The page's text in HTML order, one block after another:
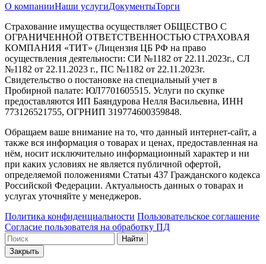
О компанииНаши услугиДокументыТорги
Страхование имущества осуществляет ОБЩЕСТВО С
ОГРАНИЧЕННОЙ ОТВЕТСТВЕННОСТЬЮ СТРАХОВАЯ
КОМПАНИЯ «ТИТ» (Лицензия ЦБ РФ на право
осуществления деятельности: СИ №1182 от 22.11.2023г., СЛ
№1182 от 22.11.2023 г., ПС №1182 от 22.11.2023г.
Свидетельство о постановке на специальный учет в
Пробирной палате: ЮЛ7701605515. Услуги по скупке
предоставляются ИП Баяндурова Нелля Васильевна, ИНН
773126521755, ОГРНИП 319774600359848.
Обращаем ваше внимание на то, что данный интернет-сайт, а
также вся информация о товарах и ценах, предоставленная на
нём, носит исключительно информационный характер и ни
при каких условиях не является публичной офертой,
определяемой положениями Статьи 437 Гражданского кодекса
Российской Федерации. Актуальность данных о товарах и
услугах уточняйте у менеджеров.
Политика конфиденциальности Пользовательское соглашение
Согласие пользователя на обработку ПД
Найти
Закрыть